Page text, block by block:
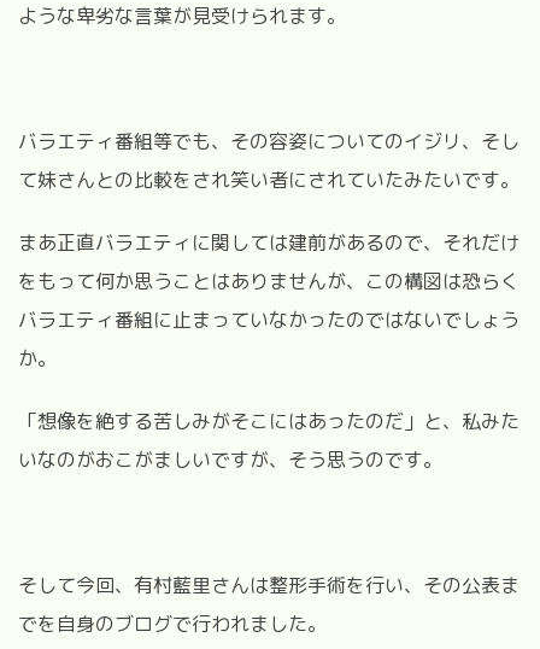
ような卑劣な言葉が見受けられます。
バラエティ番組等でも、その容姿についてのイジリ、そし
て妹さんとの比較をされ笑い者にされていたみたいです。
まあ正直バラエティに関しては建前があるので、それだけ
をもって何か思うことはありませんが、この構図は恐らく
バラエティ番組に止まっていなかったのではないでしょう
か。
「想像を絶する苦しみがそこにはあったのだ」と、私みた
いなのがおこがましいですが、そう思うのです。
そして今回、有村藍里さんは整形手術を行い、その公表ま
でを自身のブログで行われました。